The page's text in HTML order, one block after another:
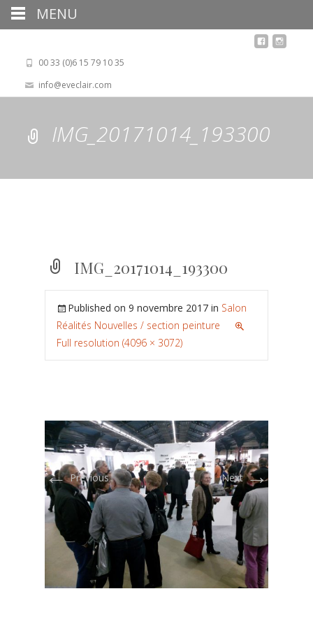
00 33 (0)6 15 79 10 35
info@eveclair.com
IMG_20171014_193300
IMG_20171014_193300
Published on 9 novembre 2017 in Salon
Réalités Nouvelles / section peinture
Full resolution (4096 × 3072)
←Previous Next→
MENU